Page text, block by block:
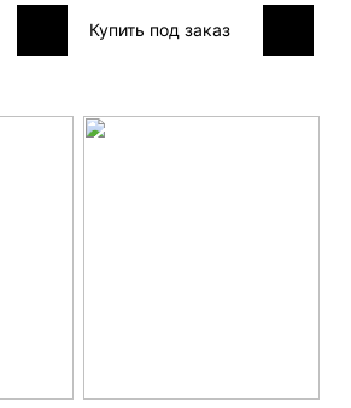
Купить под заказ